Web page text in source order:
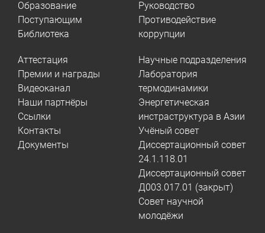
Образование
Поступающим
Библиотека
Руководство
Противодействие
коррупции
Аттестация
Премии и награды
Видеоканал
Наши партнёры
Ссылки
Контакты
Документы
Научные подразделения
Лаборатория
термодинамики
Энергетическая
инстраструктура в Азии
Учёный совет
Диссертационный совет
24.1.118.01
Диссертационный совет
Д003.017.01 (закрыт)
Совет научной
молодёжи